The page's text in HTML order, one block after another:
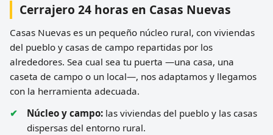
Cerrajero 24 horas en Casas Nuevas
Casas Nuevas es un pequeño núcleo rural, con viviendas
del pueblo y casas de campo repartidas por los
alrededores. Sea cual sea tu puerta —una casa, una
caseta de campo o un local—, nos adaptamos y llegamos
con la herramienta adecuada.
Núcleo y campo: las viviendas del pueblo y las casas
dispersas del entorno rural.